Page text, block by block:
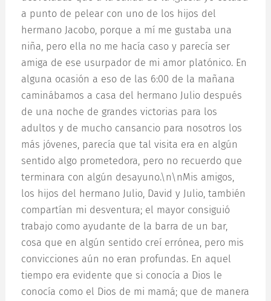
a punto de pelear con uno de los hijos del
hermano Jacobo, porque a mí me gustaba una
niña, pero ella no me hacía caso y parecía ser
amiga de ese usurpador de mi amor platónico. En
alguna ocasión a eso de las 6:00 de la mañana
caminábamos a casa del hermano Julio después
de una noche de grandes victorias para los
adultos y de mucho cansancio para nosotros los
más jóvenes, parecía que tal visita era en algún
sentido algo prometedora, pero no recuerdo que
terminara con algún desayuno.\n\nMis amigos,
los hijos del hermano Julio, David y Julio, también
compartían mi desventura; el mayor consiguió
trabajo como ayudante de la barra de un bar,
cosa que en algún sentido creí errónea, pero mis
convicciones aún no eran profundas. En aquel
tiempo era evidente que si conocía a Dios le
conocía como el Dios de mi mamá; que de manera